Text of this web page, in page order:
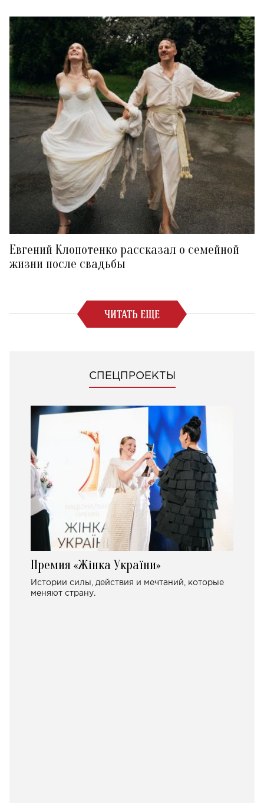
Евгений Клопотенко рассказал о семейной
жизни после свадьбы
ЧИТАТЬ ЕЩЕ
СПЕЦПРОЕКТЫ
Премия «Жінка України»
Истории силы, действия и мечтаний, которые
меняют страну.